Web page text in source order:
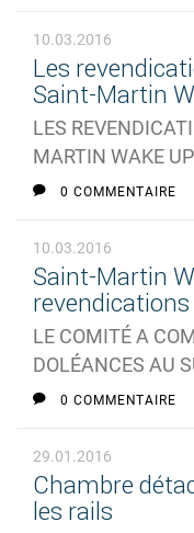
10.03.2016
Les
Saint-Martin
LES
MARTIN WAKE
0 COMMENTAIRE
10.03.2016
Saint-Martin
revendications
LE COMITÉ A
DOLÉANCES AU
0 COMMENTAIRE
29.01.2016
Chambre
les rails